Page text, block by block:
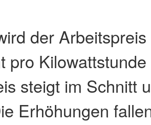
der
pro
steigt im Schnitt
Erhöhungen